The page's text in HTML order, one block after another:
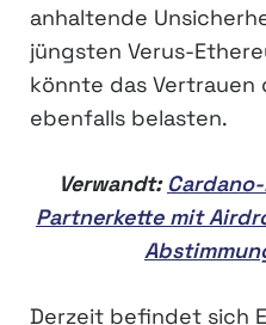
anhaltende
jüngsten Verus-
könnte das
ebenfalls belasten.
Verwandt:
Partnerkette mit
Derzeit befindet sich